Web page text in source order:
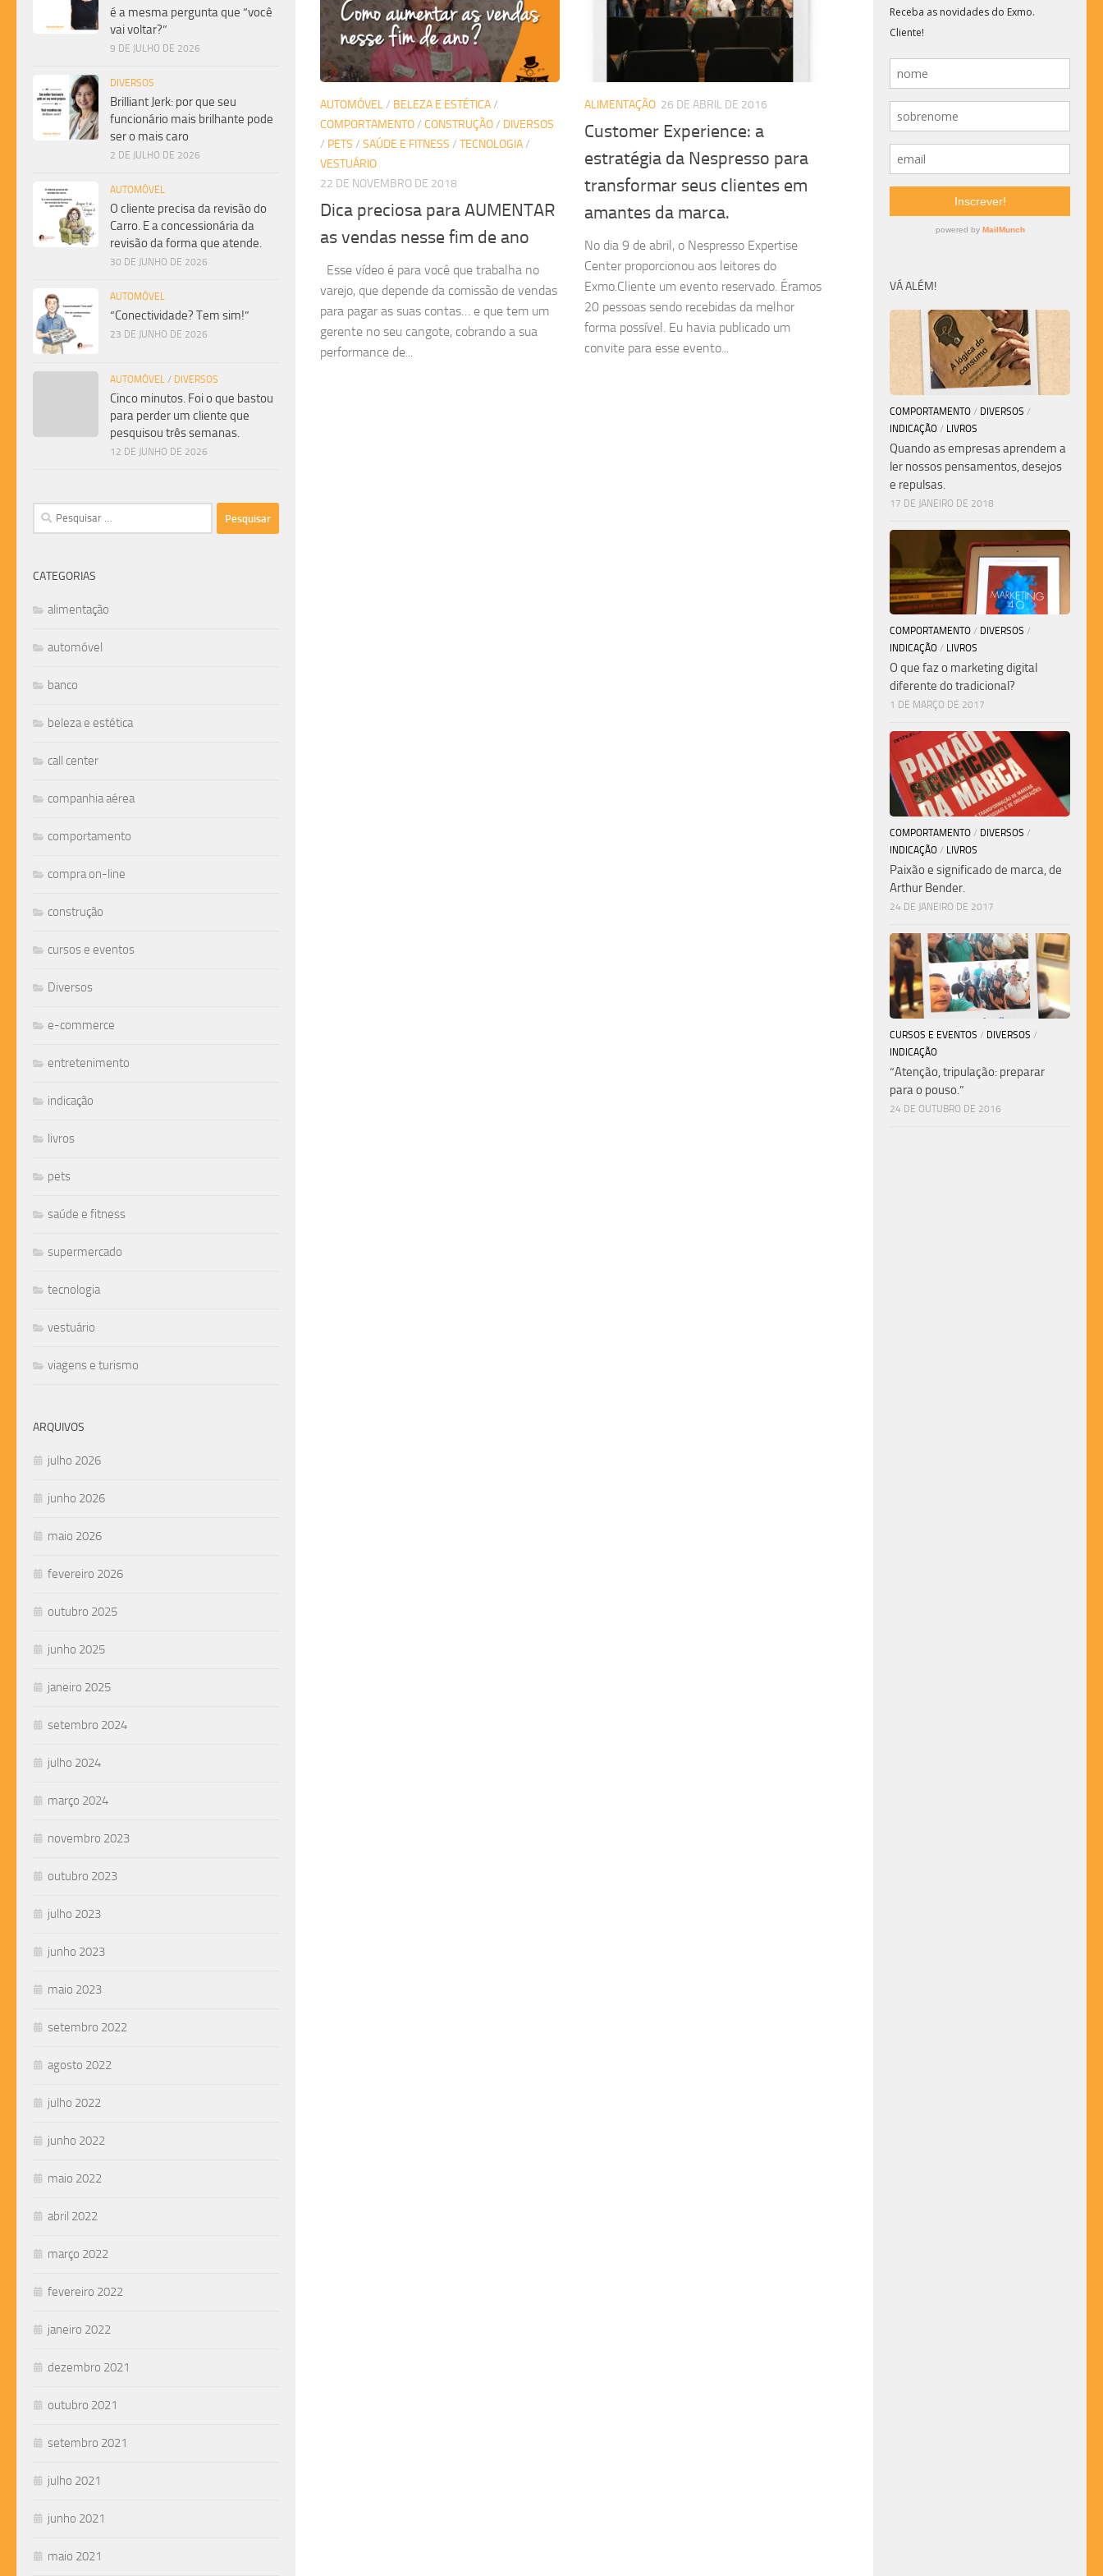
AUTOMÓVEL/ BELEZA E ESTÉTICA/
COMPORTAMENTO/ CONSTRUÇÃO/ DIVERSOS
/ PETS / SAÚDE E FITNESS / TECNOLOGIA/
VESTUÁRIO
22 DE NOVEMBRO DE 2018
Dica preciosa para AUMENTAR
as vendas nesse fim de ano
Esse vídeo é para você que trabalha no
varejo, que depende da comissão de vendas
para pagar as suas contas… e que tem um
gerente no seu cangote, cobrando a sua
performance de...
ALIMENTAÇÃO 26 DE ABRIL DE 2016
Customer Experience: a
estratégia da Nespresso para
transformar seus clientes em
amantes da marca.
No dia 9 de abril, o Nespresso Expertise
Center proporcionou aos leitores do
Exmo.Cliente um evento reservado. Éramos
20 pessoas sendo recebidas da melhor
forma possível. Eu havia publicado um
convite para esse evento...
é a mesma pergunta que “você
vai voltar?”
9 DE JULHO DE 2026
DIVERSOS
Brilliant Jerk: por que seu
funcionário mais brilhante pode
ser o mais caro
2 DE JULHO DE 2026
AUTOMÓVEL
O cliente precisa da revisão do
Carro. E a concessionária da
revisão da forma que atende.
30 DE JUNHO DE 2026
AUTOMÓVEL
“Conectividade? Tem sim!”
23 DE JUNHO DE 2026
AUTOMÓVEL / DIVERSOS
Cinco minutos. Foi o que bastou
para perder um cliente que
pesquisou três semanas.
12 DE JUNHO DE 2026
Pesquisar
por:
CATEGORIAS
alimentação
automóvel
banco
beleza e estética
call center
companhia aérea
comportamento
compra on-line
construção
cursos e eventos
Diversos
e-commerce
entretenimento
indicação
livros
pets
saúde e fitness
supermercado
tecnologia
vestuário
viagens e turismo
ARQUIVOS
julho 2026
junho 2026
maio 2026
fevereiro 2026
outubro 2025
junho 2025
janeiro 2025
setembro 2024
julho 2024
março 2024
novembro 2023
outubro 2023
julho 2023
junho 2023
maio 2023
setembro 2022
agosto 2022
julho 2022
junho 2022
maio 2022
abril 2022
março 2022
fevereiro 2022
janeiro 2022
dezembro 2021
outubro 2021
setembro 2021
julho 2021
junho 2021
maio 2021
VÁ ALÉM!
COMPORTAMENTO / DIVERSOS /
INDICAÇÃO / LIVROS
Quando as empresas aprendem a
ler nossos pensamentos, desejos
e repulsas.
17 DE JANEIRO DE 2018
COMPORTAMENTO / DIVERSOS /
INDICAÇÃO / LIVROS
O que faz o marketing digital
diferente do tradicional?
1 DE MARÇO DE 2017
COMPORTAMENTO / DIVERSOS /
INDICAÇÃO / LIVROS
Paixão e significado de marca, de
Arthur Bender.
24 DE JANEIRO DE 2017
CURSOS E EVENTOS / DIVERSOS /
INDICAÇÃO
“Atenção, tripulação: preparar
para o pouso.”
24 DE OUTUBRO DE 2016